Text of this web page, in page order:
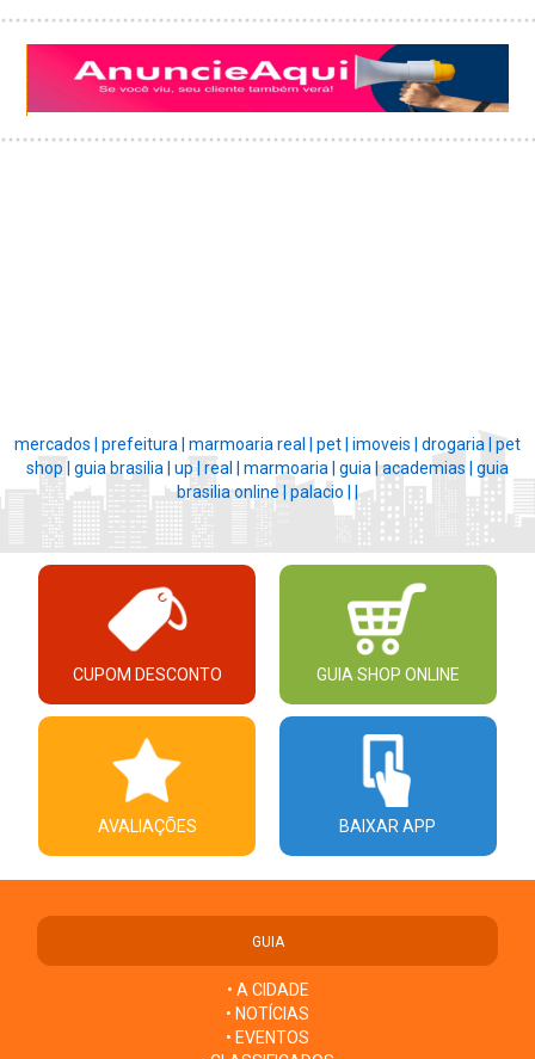
mercados | prefeitura | marmoaria real | pet | imoveis | drogaria | pet
shop | guia brasilia | up | real | marmoaria | guia |academias | guia
brasilia online | palacio |
CUPOM DESCONTO GUIA SHOP ONLINE
AVALIAÇÕES BAIXAR APP
GUIA
• A CIDADE
• NOTÍCIAS
• EVENTOS